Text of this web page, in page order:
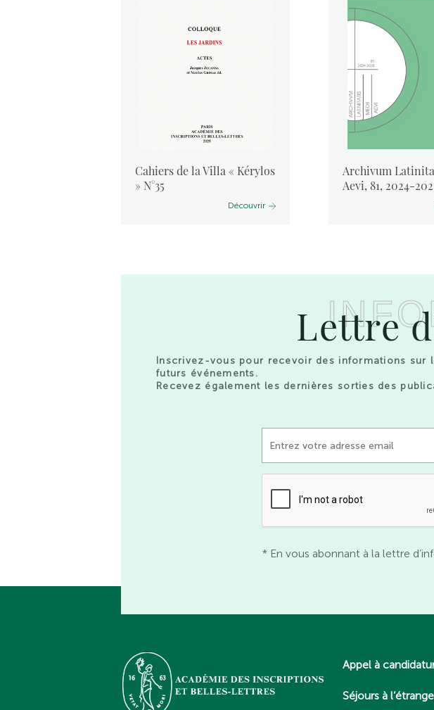
Cahiers de la Villa « Kérylos
» N°35
Découvrir
Archivum
Aevi, 81, 2024-
Lettre
Inscrivez-vous pour recevoir des informations sur
futurs événements.
Recevez également les dernières sorties des
* En vous abonnant à la lettre
Appel à
Séjours à